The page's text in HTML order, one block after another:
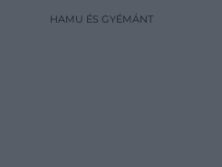
HAMU ÉS GYÉMÁNT